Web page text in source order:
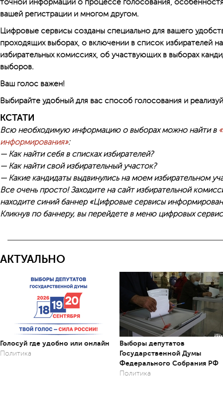
точной информации о процессе голосования,
вашей регистрации и многом другом.
Цифровые сервисы созданы специально для вашего
проходящих выборах, о включении в список избирателей
избирательных комиссиях, об участвующих в выборах
выборов.
Ваш голос важен!
Выбирайте удобный для вас способ голосования и
КСТАТИ
Всю необходимую информацию о выборах можно найти в
информирования»:
— Как найти себя в списках избирателей?
— Как найти свой избирательный участок?
— Какие кандидаты выдвинулись на моем избирательном
Все очень просто! Заходите на сайт избирательной
находите синий баннер «Цифровые сервисы
Кликнув по баннеру, вы перей­дете в меню цифровых
АКТУАЛЬНО
Голосуй где удобно или онлайн
Политика
Выборы депутатов
Государственной Думы
Федерального Собрания РФ
Политика